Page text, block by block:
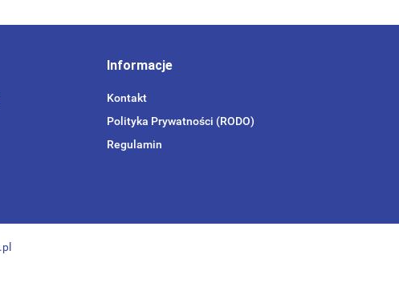
Informacje
Kontakt
Polityka Prywatności (RODO)
Regulamin